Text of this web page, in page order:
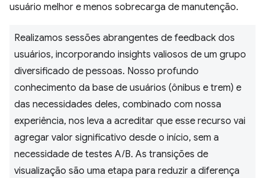
usuário melhor e menos sobrecarga de manutenção.
Realizamos sessões abrangentes de feedback dos
usuários, incorporando insights valiosos de um grupo
diversificado de pessoas. Nosso profundo
conhecimento da base de usuários (ônibus e trem) e
das necessidades deles, combinado com nossa
experiência, nos leva a acreditar que esse recurso vai
agregar valor significativo desde o início, sem a
necessidade de testes A/B. As transições de
visualização são uma etapa para reduzir a diferença